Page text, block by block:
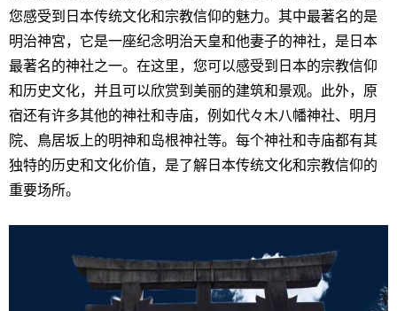
您感受到日本传统文化和宗教信仰的魅力。其中最著名的是
明治神宮，它是一座纪念明治天皇和他妻子的神社，是日本
最著名的神社之一。在这里，您可以感受到日本的宗教信仰
和历史文化，并且可以欣赏到美丽的建筑和景观。此外，原
宿还有许多其他的神社和寺庙，例如代々木八幡神社、明月
院、鳥居坂上的明神和岛根神社等。每个神社和寺庙都有其
独特的历史和文化价值，是了解日本传统文化和宗教信仰的
重要场所。